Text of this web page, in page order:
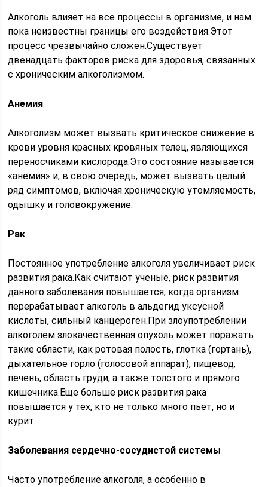
Алкоголь влияет на все процессы в организме, и нам
пока неизвестны границы его воздействия.Этот
процесс чрезвычайно сложен.Существует
двенадцать факторов риска для здоровья, связанных
с хроническим алкоголизмом.
Анемия
Алкоголизм может вызвать критическое снижение в
крови уровня красных кровяных телец, являющихся
переносчиками кислорода.Это состояние называется
«анемия» и, в свою очередь, может вызвать целый
ряд симптомов, включая хроническую утомляемость,
одышку и головокружение.
Рак
Постоянное употребление алкоголя увеличивает риск
развития рака.Как считают ученые, риск развития
данного заболевания повышается, когда организм
перерабатывает алкоголь в альдегид уксусной
кислоты, сильный канцероген.При злоупотреблении
алкоголем злокачественная опухоль может поражать
такие области, как ротовая полость, глотка (гортань),
дыхательное горло (голосовой аппарат), пищевод,
печень, область груди, а также толстого и прямого
кишечника.Еще больше риск развития рака
повышается у тех, кто не только много пьет, но и
курит.
Заболевания сердечно-сосудистой системы
Часто употребление алкоголя, а особенно в